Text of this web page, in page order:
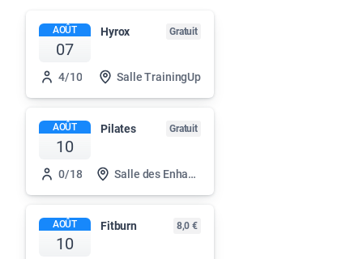
AOÛT
07
Hyrox Gratuit
4/10 Salle TrainingUp
AOÛT
10
Pilates Gratuit
0/18 Salle des Enhauts
AOÛT
10
Fitburn 8,0 €